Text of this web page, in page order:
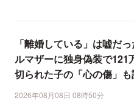
「離婚している」は嘘だ
ルマザーに独身偽装で121
切られた子の「心の傷」も
2026年08月08日 08時50分